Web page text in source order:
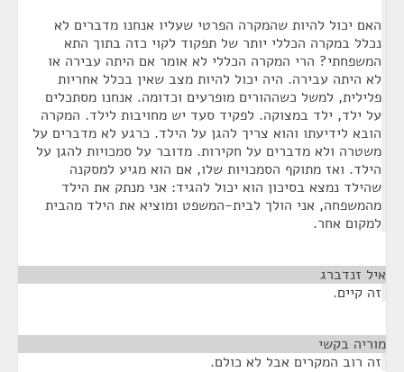
האם יכול להיות שהמקרה הפרטי שעליו אנחנו מדברים לא
נכלל במקרה הכללי יותר של תפקוד לקוי כזה בתוך התא
המשפחתי? הרי המקרה הכללי לא אומר אם היתה עבירה או
לא היתה עבירה. היה יכול להיות מצב שאין בכלל אחריות
פלילית, למשל כשההורים מופרעים וכדומה. אנחנו מסתכלים
על ילד, ילד במצוקה. לפקיד סעד יש מחויבות לילד. המקרה
הובא לידיעתו והוא צריך להגן על הילד. כרגע לא מדברים על
משטרה ולא מדברים על חקירות. מדובר על סמכויות להגן על
הילד. ואז מתוקף הסמכויות שלו, אם הוא מגיע למסקנה
שהילד נמצא בסיכון הוא יכול להגיד: אני מנתק את הילד
מהמשפחה, אני הולך לבית-המשפט ומוציא את הילד מהבית
למקום אחר.
איל זנדברג
זה קיים.
מוריה בקשי
זה רוב המקרים אבל לא כולם.